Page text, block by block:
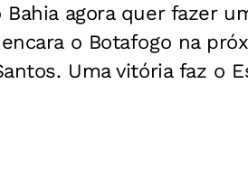
Bahia agora quer fazer
o Botafogo na
Uma vitória faz o